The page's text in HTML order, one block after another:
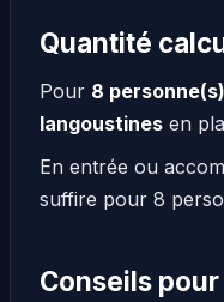
Quantité
Pour 8 personne(s)
langoustines en
En entrée ou
suffire pour 8
Conseils